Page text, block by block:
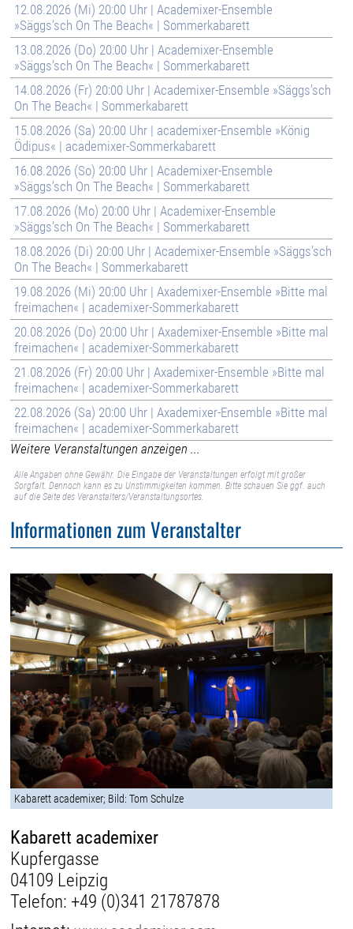
12.08.2026 (Mi) 20:00 Uhr | Academixer-Ensemble
»Säggs’sch On The Beach« | Sommerkabarett
13.08.2026 (Do) 20:00 Uhr | Academixer-Ensemble
»Säggs’sch On The Beach« | Sommerkabarett
14.08.2026 (Fr) 20:00 Uhr | Academixer-Ensemble »Säggs’sch
On The Beach« | Sommerkabarett
15.08.2026 (Sa) 20:00 Uhr | academixer-Ensemble »König
Ödipus« | academixer-Sommerkabarett
16.08.2026 (So) 20:00 Uhr | Academixer-Ensemble
»Säggs’sch On The Beach« | Sommerkabarett
17.08.2026 (Mo) 20:00 Uhr | Academixer-Ensemble
»Säggs’sch On The Beach« | Sommerkabarett
18.08.2026 (Di) 20:00 Uhr | Academixer-Ensemble »Säggs’sch
On The Beach« | Sommerkabarett
19.08.2026 (Mi) 20:00 Uhr | Axademixer-Ensemble »Bitte mal
freimachen« | academixer-Sommerkabarett
20.08.2026 (Do) 20:00 Uhr | Axademixer-Ensemble »Bitte mal
freimachen« | academixer-Sommerkabarett
21.08.2026 (Fr) 20:00 Uhr | Axademixer-Ensemble »Bitte mal
freimachen« | academixer-Sommerkabarett
22.08.2026 (Sa) 20:00 Uhr | Axademixer-Ensemble »Bitte mal
freimachen« | academixer-Sommerkabarett
Weitere Veranstaltungen anzeigen ...
Alle Angaben ohne Gewähr. Die Eingabe der Veranstaltungen erfolgt mit großer
Sorgfalt. Dennoch kann es zu Unstimmigkeiten kommen. Bitte schauen Sie ggf. auch
auf die Seite des Veranstalters/Veranstaltungsortes.
Informationen zum Veranstalter
Kabarett academixer; Bild: Tom Schulze
Kabarett academixer
Kupfergasse
04109 Leipzig
Telefon: +49 (0)341 21787878